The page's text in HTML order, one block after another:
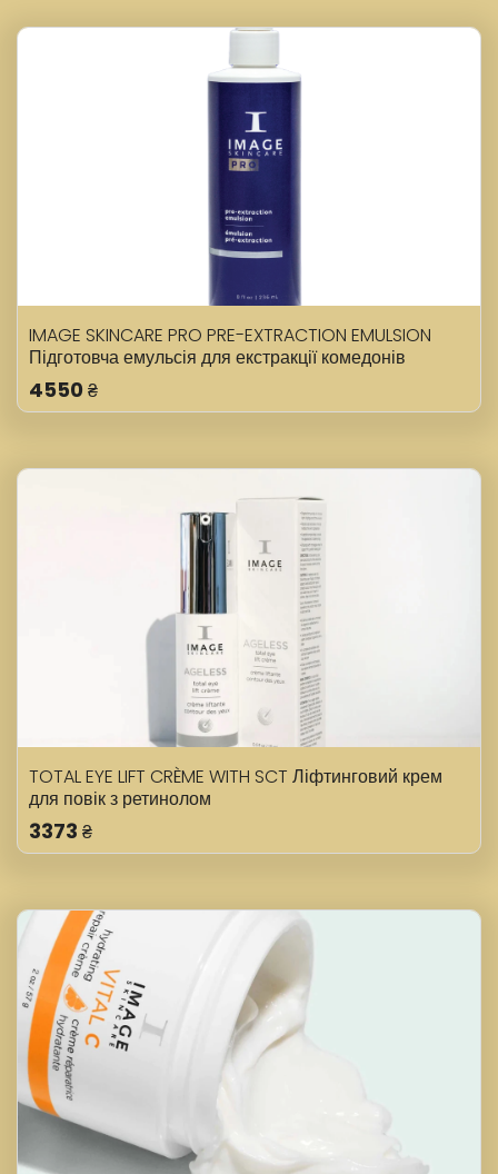
IMAGE SKINCARE PRO PRE-EXTRACTION EMULSION
Підготовча емульсія для екстракції комедонів
4550 ₴
TOTAL EYE LIFT CRÈME WITH SCT Ліфтинговий крем
для повік з ретинолом
3373 ₴